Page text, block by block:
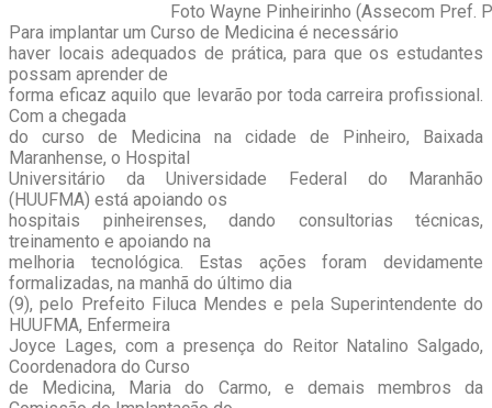
Foto Wayne Pinheirinho (Assecom Pref.
Para implantar um Curso de Medicina é necessário
haver locais adequados de prática, para que os estudantes
possam aprender de
forma eficaz aquilo que levarão por toda carreira profissional.
Com a chegada
do curso de Medicina na cidade de Pinheiro, Baixada
Maranhense, o Hospital
Universitário da Universidade Federal do Maranhão
(HUUFMA) está apoiando os
hospitais pinheirenses, dando consultorias técnicas,
treinamento e apoiando na
melhoria tecnológica. Estas ações foram devidamente
formalizadas, na manhã do último dia
(9), pelo Prefeito Filuca Mendes e pela Superintendente do
HUUFMA, Enfermeira
Joyce Lages, com a presença do Reitor Natalino Salgado,
Coordenadora do Curso
de Medicina, Maria do Carmo, e demais membros da